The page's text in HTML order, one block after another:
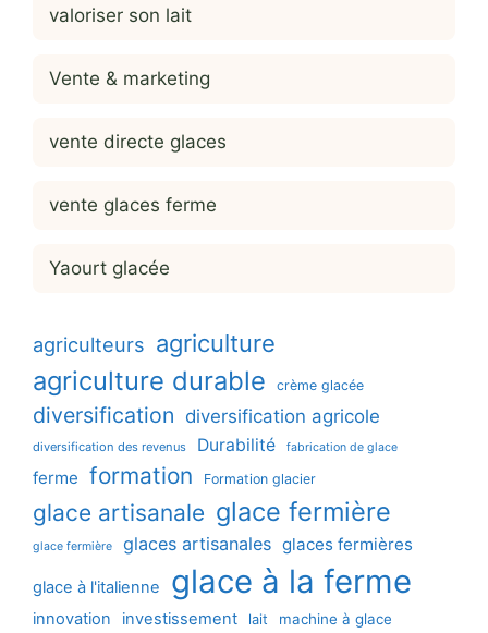
valoriser son lait
Vente & marketing
vente directe glaces
vente glaces ferme
Yaourt glacée
agriculteurs agriculture
agriculture durable crème glacée
diversification diversification agricole
diversification des revenus Durabilité fabrication de glace
ferme formation Formation glacier
glace artisanale glace fermière
glace fermière glaces artisanales glaces fermières
glace à l'italienne glace à la ferme
innovation investissement lait machine à glace